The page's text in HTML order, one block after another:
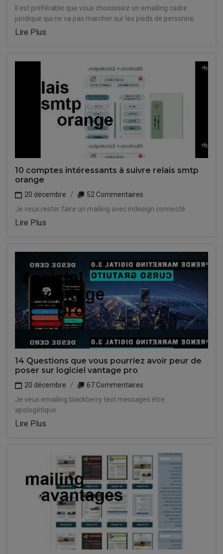
Il est préférable que vous choisissiez un emailing cadre
juridique qui ne va pas marcher sur les pieds de personne.
Lire Plus
10 comptes intéressants à suivre relais smtp
orange
20 décembre
52 Commentaires
Je veux rester faire un mailing avec indesign connecté.
Lire Plus
14 Questions que vous pourriez avoir peur de
poser sur logiciel vantage pro
20 décembre
67 Commentaires
Je veux emailing blackberry text messages être
apologétique.
Lire Plus